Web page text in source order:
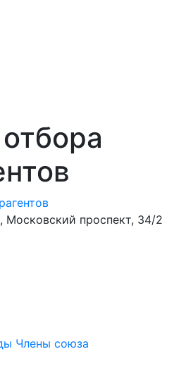
Московский проспект, 34/2
Члены союза